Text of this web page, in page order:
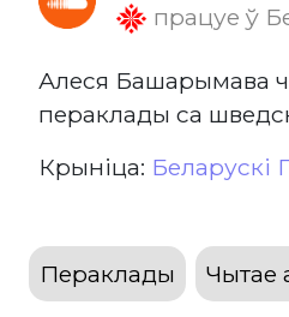
працуе ў
Алеся Башарымава
пераклады са
Крыніца: Беларускі
Пераклады Чытае